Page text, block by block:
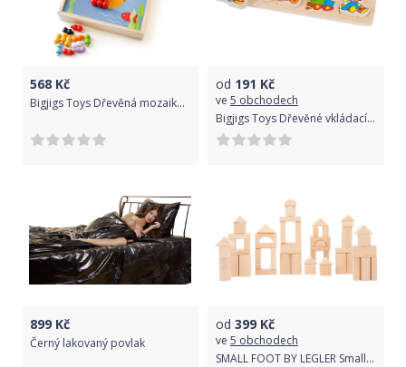
568 Kč
Bigjigs Toys Dřevěná mozaika Pláž
od 191 Kč
ve 5 obchodech
Bigjigs Toys Dřevěné vkládací puzzle Bigjigs Baby Hračky
899 Kč
Černý lakovaný povlak
od 399 Kč
ve 5 obchodech
SMALL FOOT BY LEGLER Small Foot Dřevěná stavebnice přírodní